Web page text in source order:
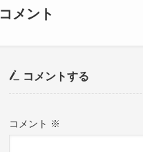
コメント
コメントする
コメント ※